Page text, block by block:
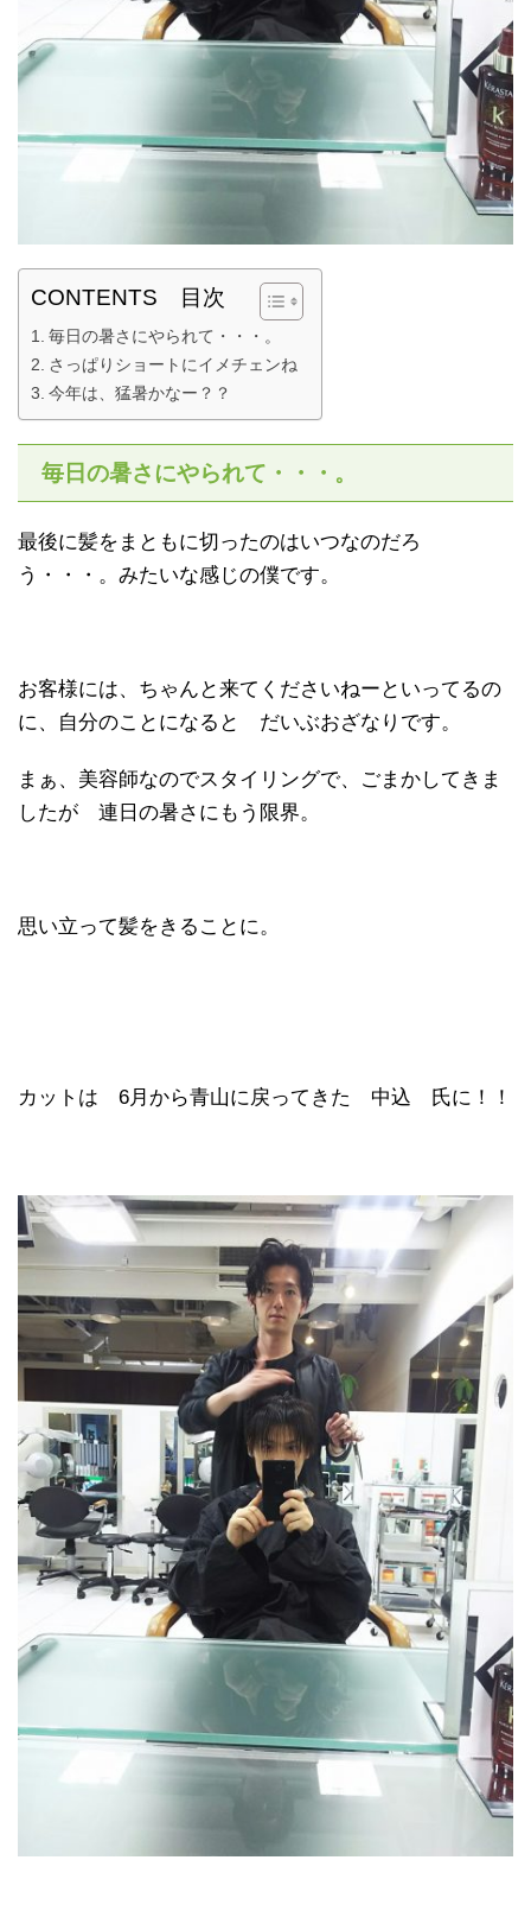
CONTENTS 目次
毎日の暑さにやられて・・・。
さっぱりショートにイメチェンね
今年は、猛暑かなー？？
毎日の暑さにやられて・・・。
最後に髪をまともに切ったのはいつなのだろ
う・・・。みたいな感じの僕です。
お客様には、ちゃんと来てくださいねーといってるの
に、自分のことになると だいぶおざなりです。
まぁ、美容師なのでスタイリングで、ごまかしてきま
したが 連日の暑さにもう限界。
思い立って髪をきることに。
カットは 6月から青山に戻ってきた 中込 氏に！！